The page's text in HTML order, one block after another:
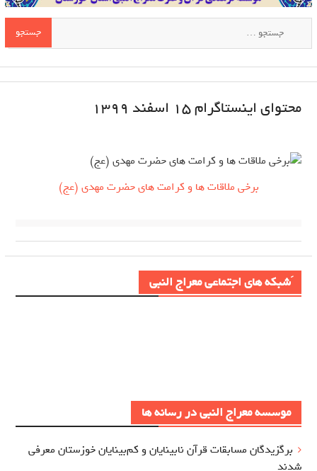
محتوای اینستاگرام ۱5 اسفند ۱۳۹۹
برخی ملاقات ها و کرامت های حضرت مهدی (عج)
َشبکه های اجتماعی معراج النبی
موسسه معراج النبی در رسانه ها
برگزيدگان مسابقات قرآن نابینایان و کم‌بینایان خوزستان معرفي
شدند